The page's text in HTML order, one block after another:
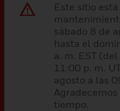
Este sitio
sábado 8 de
hasta el
a. m. EST
11:00 p. m.
agosto a las
tiempo.